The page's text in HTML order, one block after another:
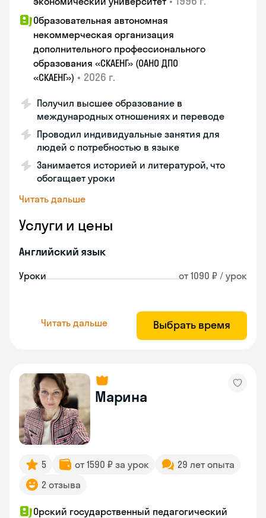
Образовательная автономная
некоммерческая организация
дополнительного профессионального
образования «СКАЕНГ» (ОАНО ДПО
«СКАЕНГ») • 2026 г.
Получил высшее образование в
международных отношениях и переводе
Проводил индивидуальные занятия для
людей с потребностью в языке
Занимается историей и литературой, что
обогащает уроки
Читать дальше
Услуги и цены
Английский язык
Уроки от 1090 ₽ / урок
Читать дальше Выбрать время
Марина
5 от 1590 ₽ за урок
29 лет опыта
2 отзыва
Орский государственный педагогический